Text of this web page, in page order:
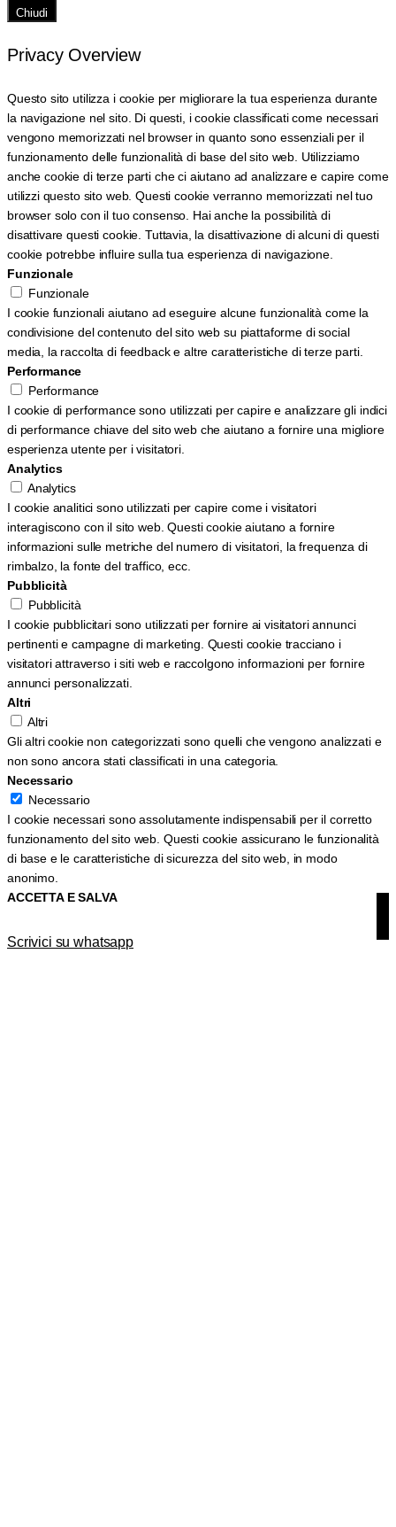
Chiudi
Privacy Overview
Questo sito utilizza i cookie per migliorare la tua esperienza durante
la navigazione nel sito. Di questi, i cookie classificati come necessari
vengono memorizzati nel browser in quanto sono essenziali per il
funzionamento delle funzionalità di base del sito web. Utilizziamo
anche cookie di terze parti che ci aiutano ad analizzare e capire come
utilizzi questo sito web. Questi cookie verranno memorizzati nel tuo
browser solo con il tuo consenso. Hai anche la possibilità di
disattivare questi cookie. Tuttavia, la disattivazione di alcuni di questi
cookie potrebbe influire sulla tua esperienza di navigazione.
Funzionale
Funzionale
I cookie funzionali aiutano ad eseguire alcune funzionalità come la
condivisione del contenuto del sito web su piattaforme di social
media, la raccolta di feedback e altre caratteristiche di terze parti.
Performance
Performance
I cookie di performance sono utilizzati per capire e analizzare gli indici
di performance chiave del sito web che aiutano a fornire una migliore
esperienza utente per i visitatori.
Analytics
Analytics
I cookie analitici sono utilizzati per capire come i visitatori
interagiscono con il sito web. Questi cookie aiutano a fornire
informazioni sulle metriche del numero di visitatori, la frequenza di
rimbalzo, la fonte del traffico, ecc.
Pubblicità
Pubblicità
I cookie pubblicitari sono utilizzati per fornire ai visitatori annunci
pertinenti e campagne di marketing. Questi cookie tracciano i
visitatori attraverso i siti web e raccolgono informazioni per fornire
annunci personalizzati.
Altri
Altri
Gli altri cookie non categorizzati sono quelli che vengono analizzati e
non sono ancora stati classificati in una categoria.
Necessario
Necessario
I cookie necessari sono assolutamente indispensabili per il corretto
funzionamento del sito web. Questi cookie assicurano le funzionalità
di base e le caratteristiche di sicurezza del sito web, in modo
anonimo.
ACCETTA E SALVA
Scrivici su whatsapp